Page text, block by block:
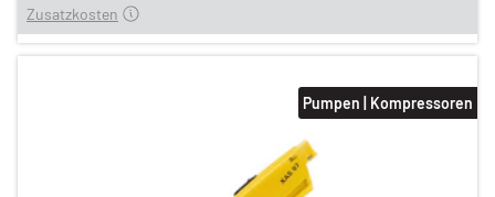
Zusatzkosten
Pumpen | Kompressoren